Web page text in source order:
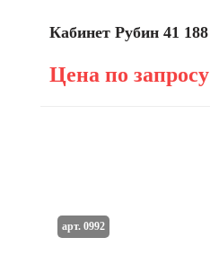
Кабинет Рубин 41 188
Цена по запросу
арт. 0992